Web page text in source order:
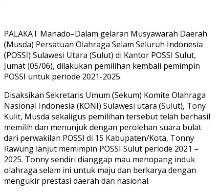
PALAKAT Manado–Dalam gelaran Musyawarah Daerah
(Musda) Persatuan Olahraga Selam Seluruh Indonesia
(POSSI) Sulawesi Utara (Sulut) di Kantor POSSI Sulut,
Jumat (05/06), dilakukan pemilihan kembali pemimpin
POSSI untuk periode 2021-2025.
Disaksikan Sekretaris Umum (Sekum) Komite Olahraga
Nasional Indonesia (KONI) Sulawesi utara (Sulut), Tony
Kulit, Musda sekaligus pemilihan tersebut telah berhasil
memilih dan menunjuk dengan perolehan suara bulat
dari perwakilan POSSI di 15 Kabupaten/Kota, Tonny
Rawung lanjut memimpin POSSI Sulut periode 2021 –
2025. Tonny sendiri dianggap mau menopang induk
olahraga selam ini untuk maju dan berkarya dengan
mengukir prestasi daerah dan nasional.